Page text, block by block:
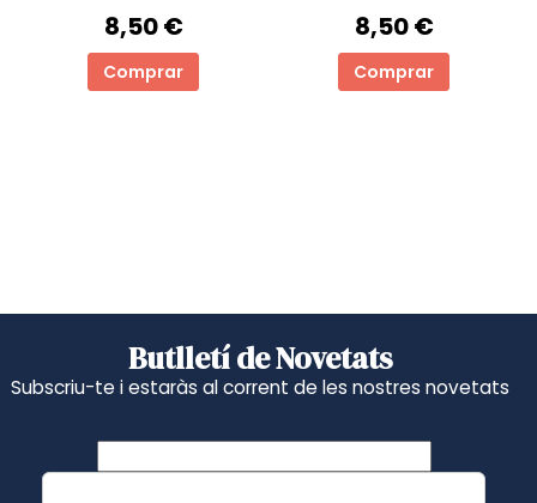
8,50 €
Comprar
8,50 €
Comprar
Butlletí de Novetats
Subscriu-te i estaràs al corrent de les nostres novetats